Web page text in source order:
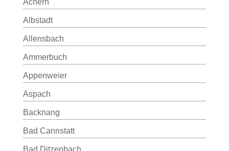
Achern
Albstadt
Allensbach
Ammerbuch
Appenweier
Aspach
Backnang
Bad Cannstatt
Bad Ditzenbach